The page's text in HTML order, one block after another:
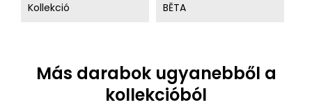
Kollekció BĚTA
Más darabok ugyanebből a
kollekcióból